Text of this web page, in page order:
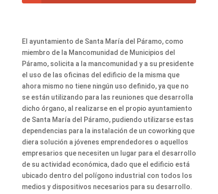
El ayuntamiento de Santa María del Páramo, como
miembro de la Mancomunidad de Municipios del
Páramo, solicita a la mancomunidad y a su presidente
el uso de las oficinas del edificio de la misma que
ahora mismo no tiene ningún uso definido, ya que no
se están utilizando para las reuniones que desarrolla
dicho órgano, al realizarse en el propio ayuntamiento
de Santa María del Páramo, pudiendo utilizarse estas
dependencias para la instalación de un coworking que
diera solución a jóvenes emprendedores o aquellos
empresarios que necesiten un lugar para el desarrollo
de su actividad económica, dado que el edificio está
ubicado dentro del polígono industrial con todos los
medios y dispositivos necesarios para su desarrollo.